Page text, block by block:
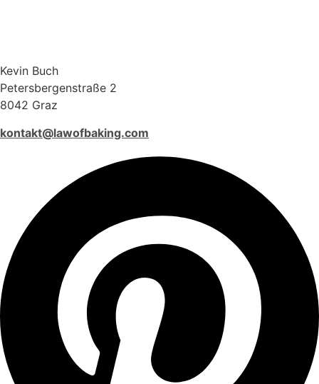
Kevin Buch
Petersbergenstraße 2
8042 Graz
kontakt@lawofbaking.com